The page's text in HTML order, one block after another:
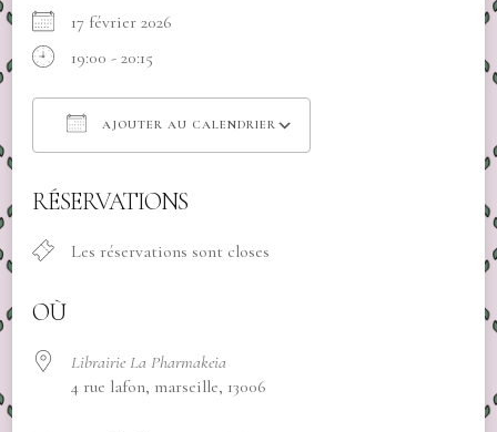
17 février 2026
19:00 - 20:15
AJOUTER AU CALENDRIER
RÉSERVATIONS
Les réservations sont closes
OÙ
Librairie La Pharmakeia
4 rue lafon, marseille, 13006